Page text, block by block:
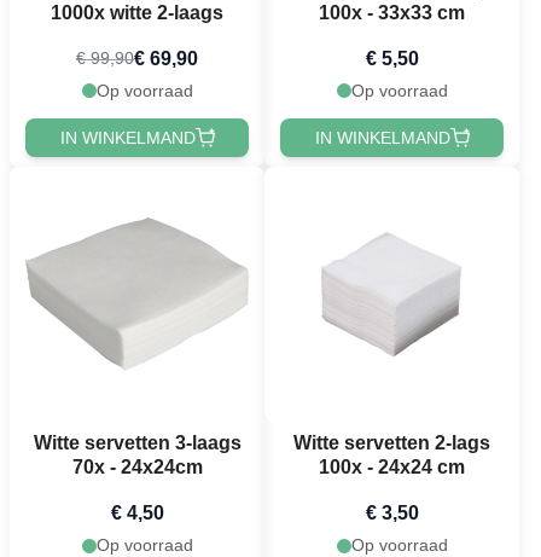
1000x witte 2-laags
€ 99,90€ 69,90
Op voorraad
IN WINKELMAND
100x - 33x33 cm
€ 5,50
Op voorraad
IN WINKELMAND
Witte servetten 3-laags
70x - 24x24cm
€ 4,50
Op voorraad
Witte servetten 2-lags
100x - 24x24 cm
€ 3,50
Op voorraad